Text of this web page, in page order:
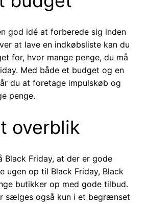
god idé at forberede sig inden
at lave en indkøbsliste kan du
for, hvor mange penge, du må
Med både et budget og en
du at foretage impulskøb og
penge.
overblik
Black Friday, at der er gode
ugen op til Black Friday, Black
butikker op med gode tilbud.
sælges også kun i et begrænset